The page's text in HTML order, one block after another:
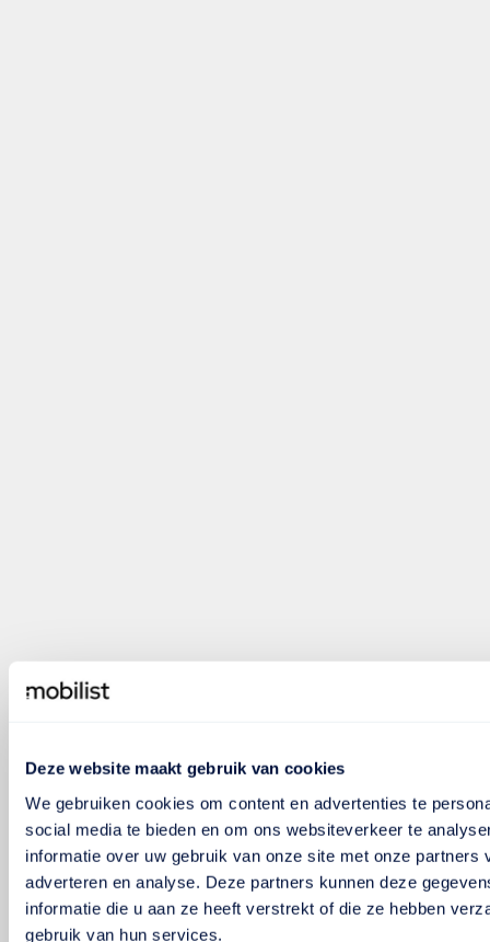
Deze website maakt gebruik van cookies
We gebruiken cookies om content en advertenties te
social media te bieden en om ons websiteverkeer te
informatie over uw gebruik van onze site met onze partners
adverteren en analyse. Deze partners kunnen deze
informatie die u aan ze heeft verstrekt of die ze hebben
gebruik van hun services.